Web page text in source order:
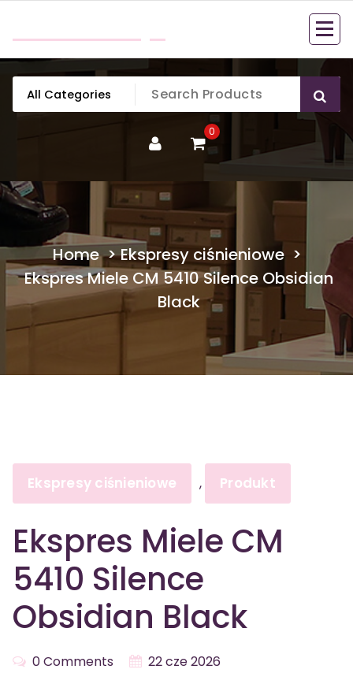
content
0
Home>Ekspresy ciśnieniowe>
Ekspres Miele CM 5410 Silence Obsidian
Black
Ekspresy ciśnieniowe , Produkt
Ekspres Miele CM
5410 Silence
Obsidian Black
0 Comments 22 cze 2026